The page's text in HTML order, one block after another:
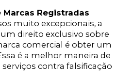
Marcas Registradas
muito excepcionais, a
direito exclusivo sobre
comercial é obter um
é a melhor maneira de
contra falsificação